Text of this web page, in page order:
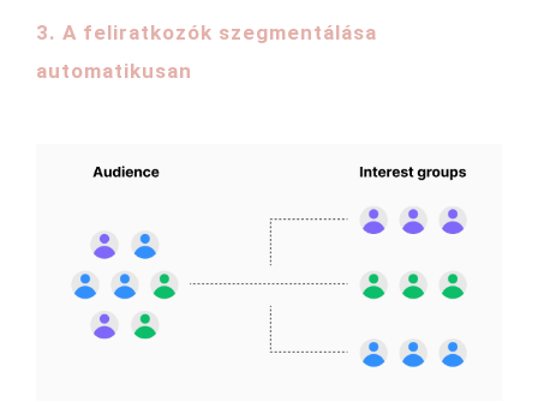
3. A feliratkozók szegmentálása
automatikusan